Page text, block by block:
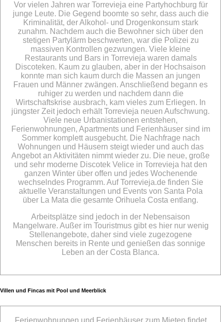
Vor vielen Jahren war Torrevieja eine Partyhochburg für
junge Leute. Die Gegend boomte so sehr, dass auch die
Kriminalität, der Alkohol- und Drogenkonsum stark
zunahm. Nachdem auch die Bewohner sich über den
stetigen Partylärm beschwerten, war die Polizei zu
massiven Kontrollen gezwungen. Viele kleine
Restaurants und Bars in Torrevieja waren damals
Discoteken. Kaum zu glauben, aber in der Hochsaison
konnte man sich kaum durch die Massen an jungen
Frauen und Männer zwängen. Anschließend begann es
ruhiger zu werden und nachdem dann die
Wirtschaftskrise ausbrach, kam vieles zum Erliegen. In
jüngster Zeit jedoch erhält Torrevieja neuen Aufschwung.
Viele neue Urbanistationen entstehen,
Ferienwohnungen, Apartments und Ferienhäuser sind im
Sommer komplett ausgebucht. Die Nachfrage nach
Wohnungen und Häusern steigt wieder und auch das
Angebot an Aktivitäten nimmt wieder zu. Die neue, große
und sehr moderne Discotek Velice in Torrevieja hat den
ganzen Winter über offen und jedes Wochenende
wechselndes Programm. Auf Torrevieja.de finden Sie
aktuelle Veranstaltungen und Events von Santa Pola
über La Mata die gesamte Orihuela Costa entlang.
Arbeitsplätze sind jedoch in der Nebensaison
Mangelware. Außer im Touristmus gibt es hier nur wenig
Stellenangebote, daher sind viele zugezogene
Menschen bereits in Rente und genießen das sonnige
Leben an der Costa Blanca.
Villen und Fincas mit Pool und Meerblick